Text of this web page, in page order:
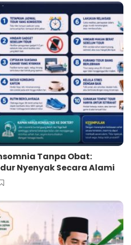
Tanpa Obat:
Nyenyak Secara Alami